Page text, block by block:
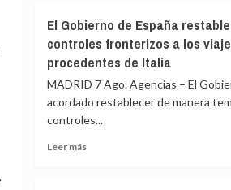
VI
y
De
Espriella
escenifican
la
de
El Gobierno de España
controles fronterizos a los
procedentes de Italia
MADRID 7 Ago. Agencias – El
acordado restablecer de manera
controles...
Leer másLeer